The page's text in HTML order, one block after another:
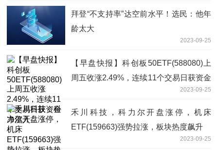
拜登“不支持率”达空前水平！选民：他年
龄太大
2023-09-25
【早盘快报】科创板50ETF(588080)上
周五收涨2.49%，连续11个交易日获资金
2023-09-25
禾川科技，科力尔开盘涨停，机床
ETF(159663)强势拉涨，板块热度飙升
2023-09-25